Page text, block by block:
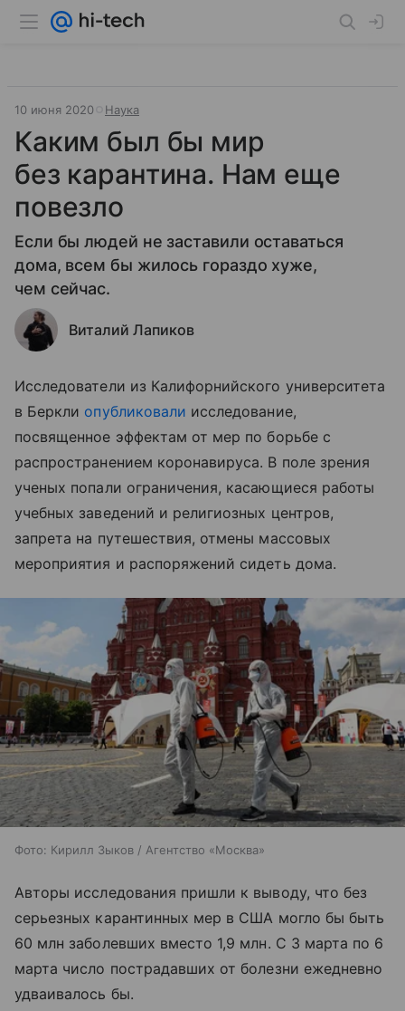
10 июня 2020 Наука
Каким был бы мир
без карантина. Нам еще
повезло
Если бы людей не заставили оставаться
дома, всем бы жилось гораздо хуже,
чем сейчас.
Виталий Лапиков
Исследователи из Калифорнийского университета
в Беркли опубликовали исследование,
посвященное эффектам от мер по борьбе с
распространением коронавируса. В поле зрения
ученых попали ограничения, касающиеся работы
учебных заведений и религиозных центров,
запрета на путешествия, отмены массовых
мероприятия и распоряжений сидеть дома.
Фото: Кирилл Зыков / Агентство «Москва»
Авторы исследования пришли к выводу, что без
серьезных карантинных мер в США могло бы быть
60 млн заболевших вместо 1,9 млн. С 3 марта по 6
марта число пострадавших от болезни ежедневно
удваивалось бы.